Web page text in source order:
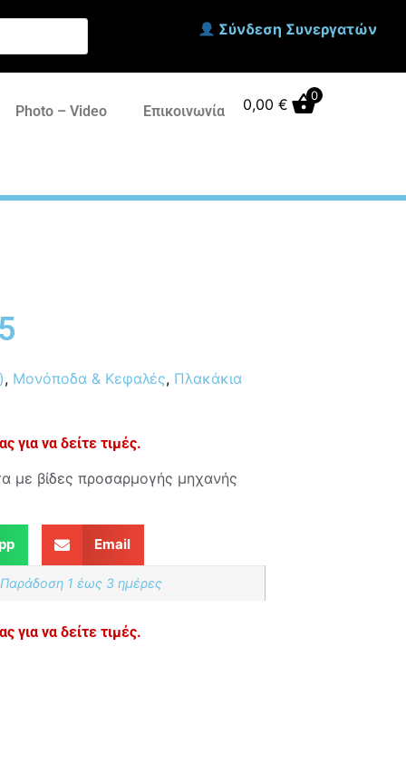
Σύνδεση Συνεργατών
Photo – Video Επικοινωνία 0,00 € 0
, Μονόποδα & Κεφαλές, Πλακάκια
για να δείτε τιμές.
με βίδες προσαρμογής μηχανής
Email
1 έως 3 ημέρες
για να δείτε τιμές.